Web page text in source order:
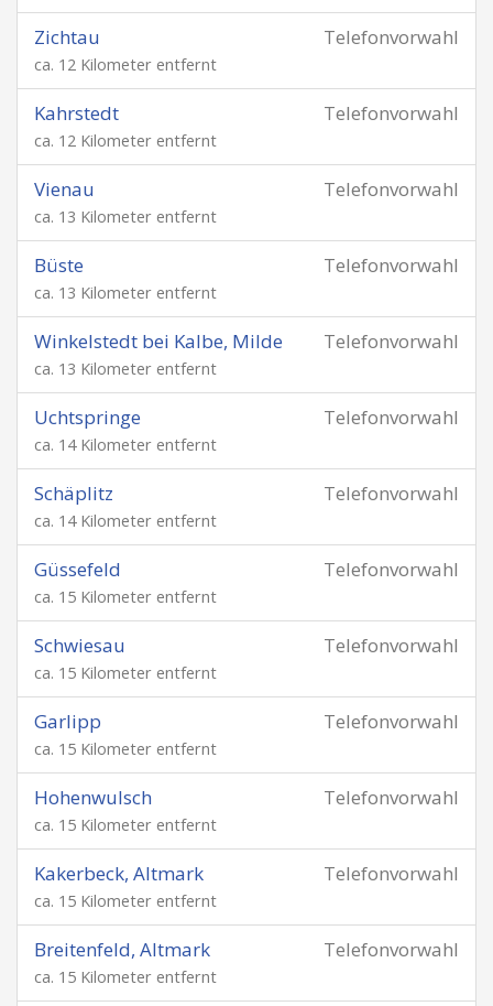
Telefonvorwahl
Zichtau
ca. 12 Kilometer entfernt
Telefonvorwahl
Kahrstedt
ca. 12 Kilometer entfernt
Telefonvorwahl
Vienau
ca. 13 Kilometer entfernt
Telefonvorwahl
Büste
ca. 13 Kilometer entfernt
Telefonvorwahl
Winkelstedt bei Kalbe, Milde
ca. 13 Kilometer entfernt
Telefonvorwahl
Uchtspringe
ca. 14 Kilometer entfernt
Telefonvorwahl
Schäplitz
ca. 14 Kilometer entfernt
Telefonvorwahl
Güssefeld
ca. 15 Kilometer entfernt
Telefonvorwahl
Schwiesau
ca. 15 Kilometer entfernt
Telefonvorwahl
Garlipp
ca. 15 Kilometer entfernt
Telefonvorwahl
Hohenwulsch
ca. 15 Kilometer entfernt
Telefonvorwahl
Kakerbeck, Altmark
ca. 15 Kilometer entfernt
Telefonvorwahl
Breitenfeld, Altmark
ca. 15 Kilometer entfernt